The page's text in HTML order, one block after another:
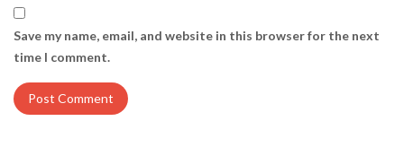
Save my name, email, and website in this browser for the next
time I comment.